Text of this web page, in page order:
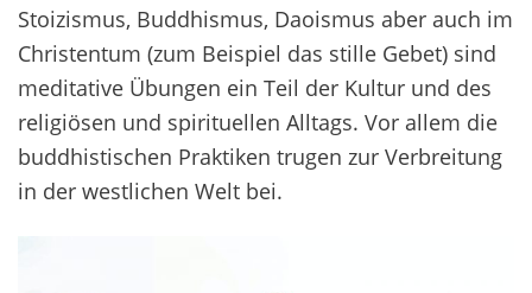
Stoizismus, Buddhismus, Daoismus aber auch im
Christentum (zum Beispiel das stille Gebet) sind
meditative Übungen ein Teil der Kultur und des
religiösen und spirituellen Alltags. Vor allem die
buddhistischen Praktiken trugen zur Verbreitung
in der westlichen Welt bei.